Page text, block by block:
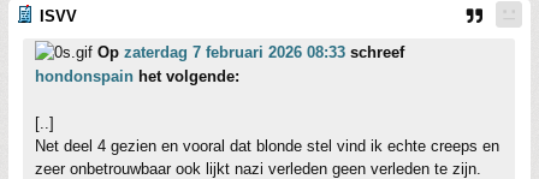
ISVV
Op zaterdag 7 februari 2026 08:33 schreef
hondonspain het volgende:
[..]
Net deel 4 gezien en vooral dat blonde stel vind ik echte creeps en
zeer onbetrouwbaar ook lijkt nazi verleden geen verleden te zijn.